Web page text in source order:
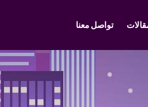
تواصل معنا